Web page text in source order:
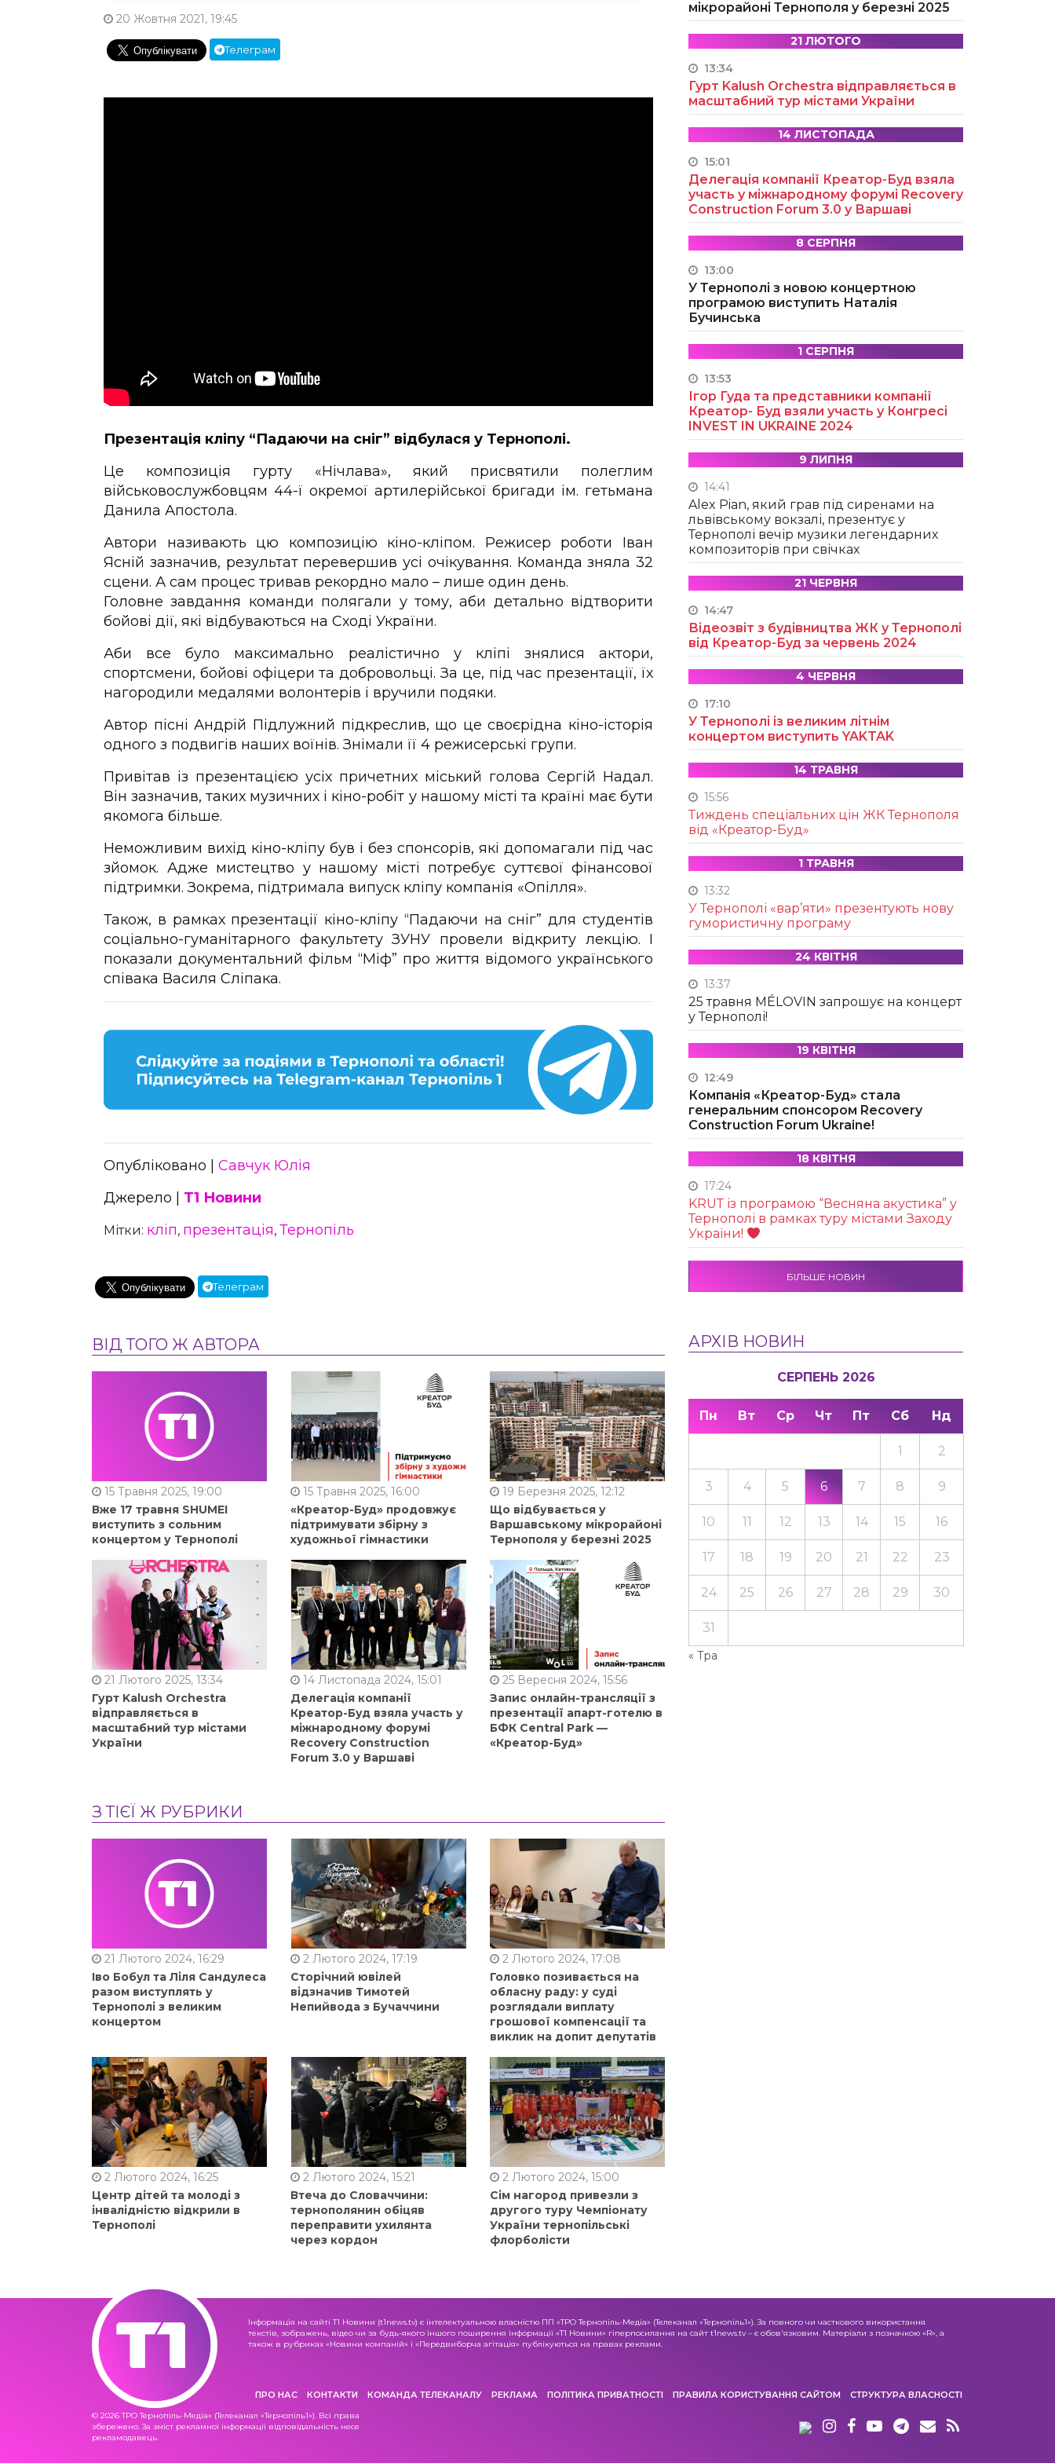
20 Жовтня 2021, 19:45
Телеграм
Презентація кліпу “Падаючи на сніг” відбулася у Тернополі.
Це композиція гурту «Нічлава», який присвятили полеглим
військовослужбовцям 44-ї окремої артилерійської бригади ім. гетьмана
Данила Апостола.
Автори називають цю композицію кіно-кліпом. Режисер роботи Іван
Ясній зазначив, результат перевершив усі очікування. Команда зняла 32
сцени. А сам процес тривав рекордно мало – лише один день.
Головне завдання команди полягали у тому, аби детально відтворити
бойові дії, які відбуваються на Сході України.
Аби все було максимально реалістично у кліпі знялися актори,
спортсмени, бойові офіцери та добровольці. За це, під час презентації, їх
нагородили медалями волонтерів і вручили подяки.
Автор пісні Андрій Підлужний підкреслив, що це своєрідна кіно-історія
одного з подвигів наших воїнів. Знімали її 4 режисерські групи.
Привітав із презентацією усіх причетних міський голова Сергій Надал.
Він зазначив, таких музичних і кіно-робіт у нашому місті та країні має бути
якомога більше.
Неможливим вихід кіно-кліпу був і без спонсорів, які допомагали під час
зйомок. Адже мистецтво у нашому місті потребує суттєвої фінансової
підтримки. Зокрема, підтримала випуск кліпу компанія «Опілля».
Також, в рамках презентації кіно-кліпу “Падаючи на сніг” для студентів
соціально-гуманітарного факультету ЗУНУ провели відкриту лекцію. І
показали документальний фільм “Міф” про життя відомого українського
співака Василя Сліпака.
Опубліковано | Савчук Юлія
Джерело | Т1 Новини
Мітки: кліп, презентація, Тернопіль
Телеграм
ВІД ТОГО Ж АВТОРА
15 Травня 2025, 19:00
Вже 17 травня SHUMEI
виступить з сольним
концертом у Тернополі
15 Травня 2025, 16:00
«Креатор-Буд» продовжує
підтримувати збірну з
художньої гімнастики
19 Березня 2025, 12:12
Що відбувається у
Варшавському мікрорайоні
Тернополя у березні 2025
21 Лютого 2025, 13:34
Гурт Kalush Orchestra
відправляється в
масштабний тур містами
України
14 Листопада 2024, 15:01
Делегація компанії
Креатор-Буд взяла участь у
міжнародному форумі
Recovery Construction
Forum 3.0 у Варшаві
25 Вересня 2024, 15:56
Запис онлайн-трансляції з
презентації апарт-готелю в
БФК Central Park —
«Креатор-Буд»
З ТІЄЇ Ж РУБРИКИ
21 Лютого 2024, 16:29
Іво Бобул та Ліля Сандулеса
разом виступлять у
Тернополі з великим
концертом
2 Лютого 2024, 17:19
Сторічний ювілей
відзначив Тимотей
Непийвода з Бучаччини
2 Лютого 2024, 17:08
Головко позивається на
обласну раду: у суді
розглядали виплату
грошової компенсації та
виклик на допит депутатів
2 Лютого 2024, 16:25
Центр дітей та молоді з
інвалідністю відкрили в
Тернополі
2 Лютого 2024, 15:21
Втеча до Словаччини:
тернополянин обіцяв
переправити ухилянта
через кордон
2 Лютого 2024, 15:00
Сім нагород привезли з
другого туру Чемпіонату
України тернопільські
флорболісти
мікрорайоні Тернополя у березні 2025
21 ЛЮТОГО
13:34
Гурт Kalush Orchestra відправляється в
масштабний тур містами України
14 ЛИСТОПАДА
15:01
Делегація компанії Креатор-Буд взяла
участь у міжнародному форумі Recovery
Construction Forum 3.0 у Варшаві
8 СЕРПНЯ
13:00
У Тернополі з новою концертною
програмою виступить Наталія
Бучинська
1 СЕРПНЯ
13:53
Ігор Гуда та представники компанії
Креатор- Буд взяли участь у Конгресі
INVEST IN UKRAINE 2024
9 ЛИПНЯ
14:41
Alex Pian, який грав під сиренами на
львівському вокзалі, презентує у
Тернополі вечір музики легендарних
композиторів при свічках
21 ЧЕРВНЯ
14:47
Відеозвіт з будівництва ЖК у Тернополі
від Креатор-Буд за червень 2024
4 ЧЕРВНЯ
17:10
У Тернополі із великим літнім
концертом виступить YAKTAK
14 ТРАВНЯ
15:56
Тиждень спеціальних цін ЖК Тернополя
від «Креатор-Буд»
1 ТРАВНЯ
13:32
У Тернополі «вар’яти» презентують нову
гумористичну програму
24 КВІТНЯ
13:37
25 травня MÉLOVIN запрошує на концерт
у Тернополі!
19 КВІТНЯ
12:49
Компанія «Креатор-Буд» стала
генеральним спонсором Recovery
Construction Forum Ukraine!
18 КВІТНЯ
17:24
KRUТ із програмою “Весняна акустика” у
Тернополі в рамках туру містами Заходу
України!
БІЛЬШЕ НОВИН
АРХІВ НОВИН
СЕРПЕНЬ 2026
Пн Вт Ср Чт Пт Сб Нд
« Тра
1 2
3 4 5 6 7 8 9
10 11 12 13 14 15 16
17 18 19 20 21 22 23
24 25 26 27 28 29 30
31
Інформація на сайті Т1 Новини (t1news.tv) є інтелектуальною власністю ПП «ТРО Тернопіль-Медіа» (Телеканал «Тернопіль1»). За повного чи часткового використання
текстів, зображень, відео чи за будь-якого іншого поширення інформації «Т1 Новини» гіперпосилання на сайт t1news.tv – є обов'язковим. Матеріали з позначкою «R», а
також в рубриках «Новини компаній» і «Передвиборча агітація» публікуються на правах реклами.
ПРО НАС КОНТАКТИ КОМАНДА ТЕЛЕКАНАЛУ РЕКЛАМА ПОЛІТИКА ПРИВАТНОСТІ ПРАВИЛА КОРИСТУВАННЯ САЙТОМ СТРУКТУРА ВЛАСНОСТІ
© 2026 ТРО Тернопіль-Медіа» (Телеканал «Тернопіль1»). Всі права
збережено. За зміст рекламної інформації відповідальність несе
рекламодавець.